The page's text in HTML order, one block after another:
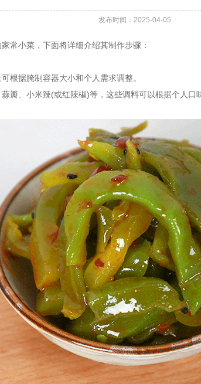
发布时间：2025-04-05
常小菜，下面将详细介绍其制作步骤：
据腌制容器大小和个人需求调整。
、小米辣(或红辣椒)等，这些调料可以根据个人口